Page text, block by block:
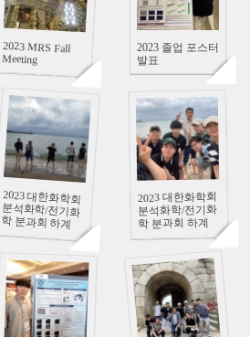
2023 MRS Fall
Meeting
2023 졸업 포스터
발표
2023 대한화학회
분석화학/전기화
학 분과회 하계
심포지엄_4탄
92596
2023 대한화학회
분석화학/전기화
학 분과회 하계
심포지엄_3탄
92779
92344 92117